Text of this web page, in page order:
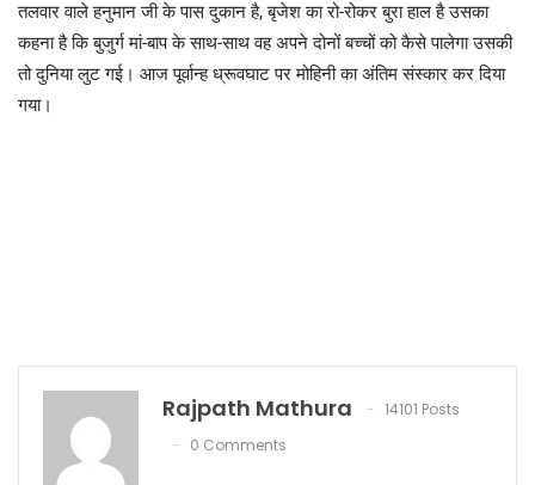
तलवार वाले हनुमान जी के पास दुकान है, बृजेश का रो-रोकर बुरा हाल है उसका
कहना है कि बुजुर्ग मां-बाप के साथ-साथ वह अपने दोनों बच्चों को कैसे पालेगा उसकी
तो दुनिया लुट गई। आज पूर्वान्ह ध्रूवघाट पर मोहिनी का अंतिम संस्कार कर दिया
गया।
Rajpath Mathura
14101 Posts
0 Comments